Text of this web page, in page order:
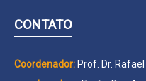
CONTATO
Coordenador: Prof. Dr.